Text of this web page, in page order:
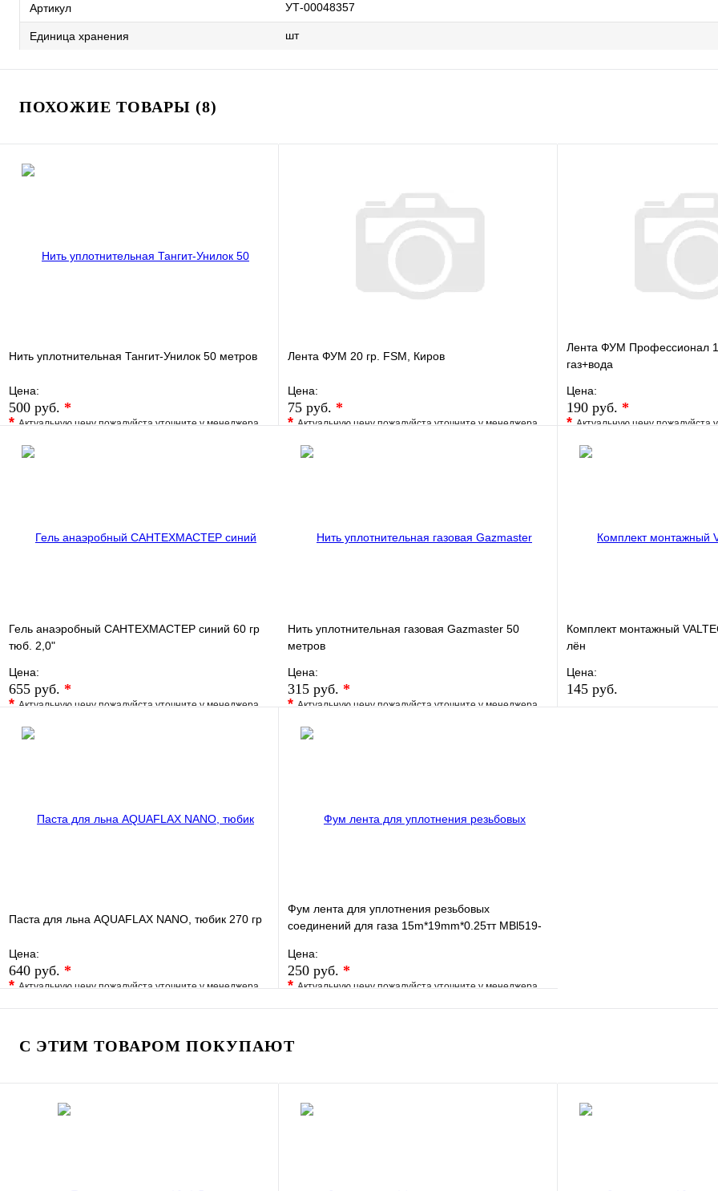
Артикул УТ-00048357
Единица хранения шт
ПОХОЖИЕ ТОВАРЫ (8)
Нить уплотнительная Тангит-Унилок 50 метров
Цена:
500 руб. *
*Актуальную цену пожалуйста уточните у менеджера
В избранное
Лента ФУМ 20 гр. FSM, Киров
Цена:
75 руб. *
*Актуальную цену пожалуйста уточните у менеджера
В избранное
Лента ФУМ Профессионал
газ+вода
Цена:
190 руб. *
*Актуальную цену пожалуйста
В избранное
Гель анаэробный САНТЕХМАСТЕР синий 60 гр
тюб. 2,0"
Цена:
655 руб. *
*Актуальную цену пожалуйста уточните у менеджера
В избранное
Нить уплотнительная газовая Gazmaster 50
метров
Цена:
315 руб. *
*Актуальную цену пожалуйста уточните у менеджера
В избранное
Комплект монтажный
лён
Цена:
145 руб.
Паста для льна AQUAFLAX NANO, тюбик 270 гр
Цена:
640 руб. *
*Актуальную цену пожалуйста уточните у менеджера
В избранное Сравнение
В корзину
Фум лента для уплотнения резьбовых
соединений для газа 15m*19mm*0.25тт MBl519-
Цена:
250 руб. *
*Актуальную цену пожалуйста уточните у менеджера
В избранное Сравнение
В корзину
С ЭТИМ ТОВАРОМ ПОКУПАЮТ